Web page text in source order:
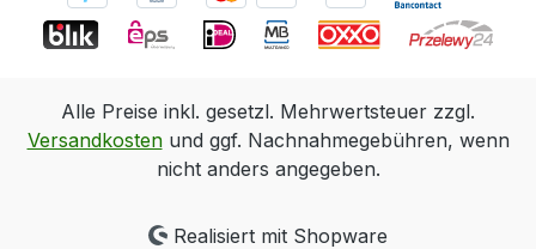
Alle Preise inkl. gesetzl. Mehrwertsteuer zzgl.
Versandkostenund ggf. Nachnahmegebühren, wenn
nicht anders angegeben.
Realisiert mit Shopware